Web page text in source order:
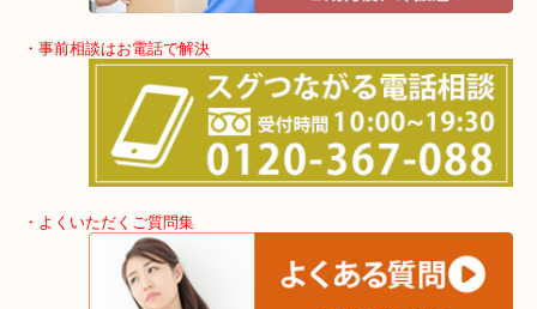
・出張買取エリア
堺市・堺市南区・堺市中区
堺市北区・堺市東区和泉市
泉大津市・岸和田市・富田林市
上記に記載がないエリアでもご相談ください。